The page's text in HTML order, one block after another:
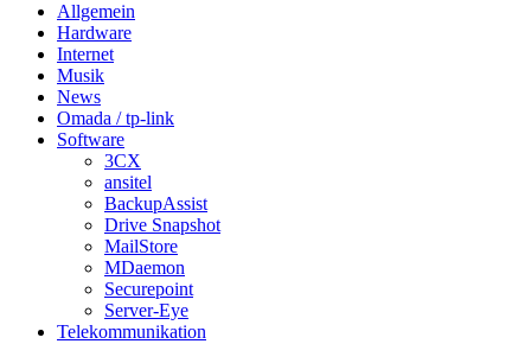
Allgemein
Hardware
Internet
Musik
News
Omada / tp-link
Software
3CX
ansitel
BackupAssist
Drive Snapshot
MailStore
MDaemon
Securepoint
Server-Eye
Telekommunikation